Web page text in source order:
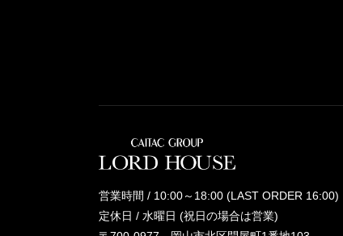
営業時間 / 10:00～18:00 (LAST ORDER 16:00)
定休日 / 水曜日 (祝日の場合は営業)